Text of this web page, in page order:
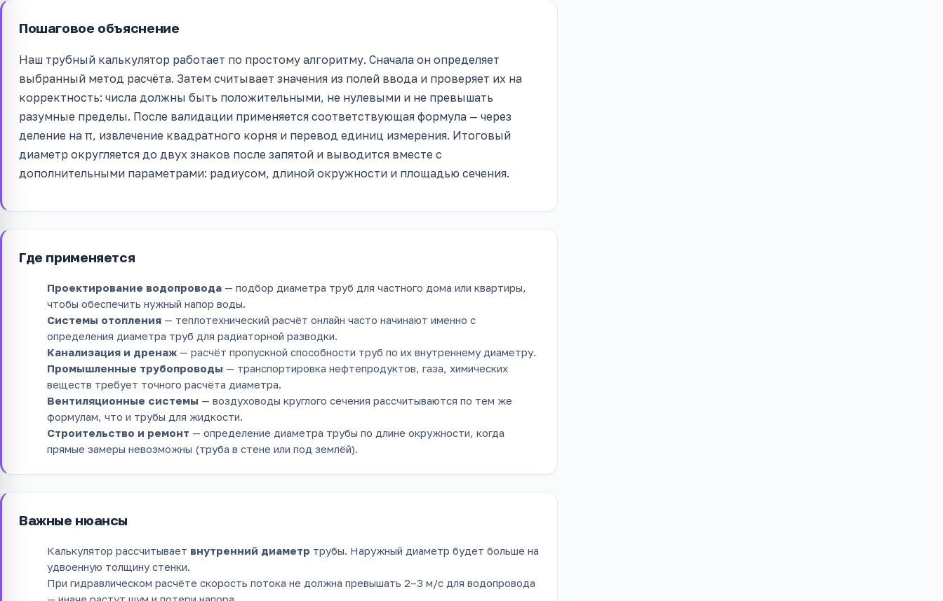
Пошаговое объяснение
Наш трубный калькулятор работает по простому алгоритму. Сначала он определяет
выбранный метод расчёта. Затем считывает значения из полей ввода и проверяет их на
корректность: числа должны быть положительными, не нулевыми и не превышать
разумные пределы. После валидации применяется соответствующая формула — через
деление на π, извлечение квадратного корня и перевод единиц измерения. Итоговый
диаметр округляется до двух знаков после запятой и выводится вместе с
дополнительными параметрами: радиусом, длиной окружности и площадью сечения.
Где применяется
Проектирование водопровода — подбор диаметра труб для частного дома или квартиры,
чтобы обеспечить нужный напор воды.
Системы отопления — теплотехнический расчёт онлайн часто начинают именно с
определения диаметра труб для радиаторной разводки.
Канализация и дренаж — расчёт пропускной способности труб по их внутреннему диаметру.
Промышленные трубопроводы — транспортировка нефтепродуктов, газа, химических
веществ требует точного расчёта диаметра.
Вентиляционные системы — воздуховоды круглого сечения рассчитываются по тем же
формулам, что и трубы для жидкости.
Строительство и ремонт — определение диаметра трубы по длине окружности, когда
прямые замеры невозможны (труба в стене или под землёй).
Важные нюансы
Калькулятор рассчитывает внутренний диаметр трубы. Наружный диаметр будет больше на
удвоенную толщину стенки.
При гидравлическом расчёте скорость потока не должна превышать 2–3 м/с для водопровода